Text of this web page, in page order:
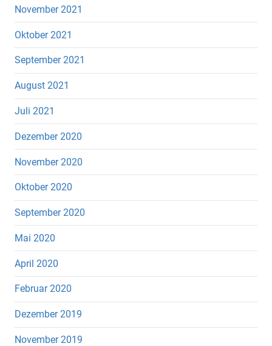
November 2021
Oktober 2021
September 2021
August 2021
Juli 2021
Dezember 2020
November 2020
Oktober 2020
September 2020
Mai 2020
April 2020
Februar 2020
Dezember 2019
November 2019